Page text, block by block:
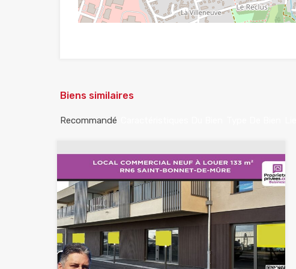
Biens similaires
Recommandé